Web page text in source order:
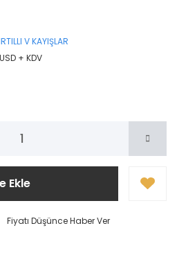
V KAYIŞLAR
+ KDV
Ekle
Fiyatı Düşünce Haber Ver